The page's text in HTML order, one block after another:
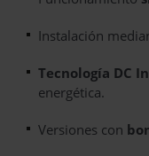
Instalación
Tecnología DC
energética.
Versiones con